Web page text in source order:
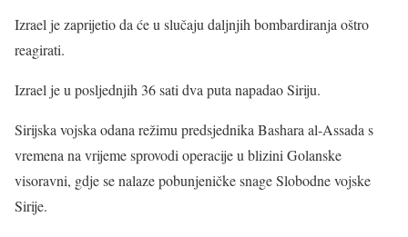
Izrael je zaprijetio da će u slučaju daljnjih bombardiranja oštro
reagirati.
Izrael je u posljednjih 36 sati dva puta napadao Siriju.
Sirijska vojska odana režimu predsjednika Bashara al-Assada s
vremena na vrijeme sprovodi operacije u blizini Golanske
visoravni, gdje se nalaze pobunjeničke snage Slobodne vojske
Sirije.